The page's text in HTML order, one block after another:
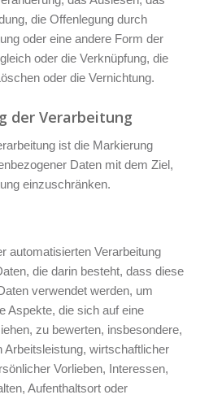
die Offenlegung durch
oder eine andere Form der
oder die Verknüpfung, die
oder die Vernichtung.
der Verarbeitung
ist die Markierung
Daten mit dem Ziel,
einzuschränken.
automatisierten Verarbeitung
die darin besteht, dass diese
verwendet werden, um
Aspekte, die sich auf eine
zu bewerten, insbesondere,
Arbeitsleistung, wirtschaftlicher
Vorlieben, Interessen,
Aufenthaltsort oder